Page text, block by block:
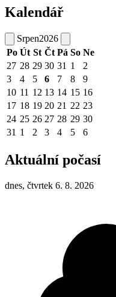
Kalendář
Srpen2026
Po Út St Čt Pá So Ne
27 28 29 30 31 1
2
3
4 5 6 7 8
9
10 11 12 13 14 15 16
17 18 19 20 21 22 23
24 25 26 27 28 29 30
31 1 2 3 4 5 6
Aktuální počasí
dnes, čtvrtek 6. 8. 2026